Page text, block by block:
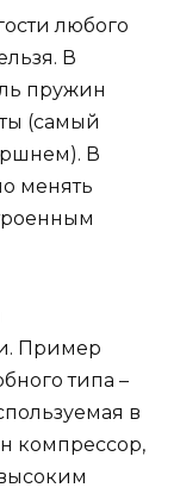
любого
В
пружин
(самый
В
менять
Пример
типа –
в
компрессор,